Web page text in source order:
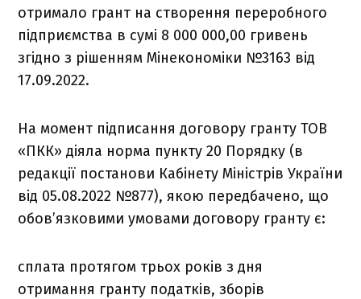
отримало грант на створення переробного
підприємства в сумі 8 000 000,00 гривень
згідно з рішенням Мінекономіки №3163 від
17.09.2022.
На момент підписання договору гранту ТОВ
«ПКК» діяла норма пункту 20 Порядку (в
редакції постанови Кабінету Міністрів України
від 05.08.2022 №877), якою передбачено, що
обов’язковими умовами договору гранту є:
сплата протягом трьох років з дня
отримання гранту податків, зборів